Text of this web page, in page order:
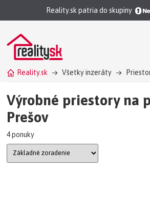
Reality.sk patria do skupiny
Reality.sk Všetky inzeráty
Výrobné priestory na
Prešov
4 ponuky